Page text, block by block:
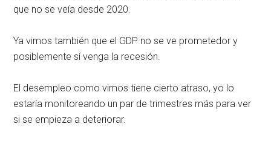
que no se veía desde 2020.
Ya vimos también que el GDP no se ve prometedor y
posiblemente sí venga la recesión.
El desempleo como vimos tiene cierto atraso, yo lo
estaría monitoreando un par de trimestres más para ver
si se empieza a deteriorar.